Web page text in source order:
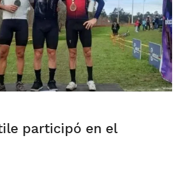
participó en el